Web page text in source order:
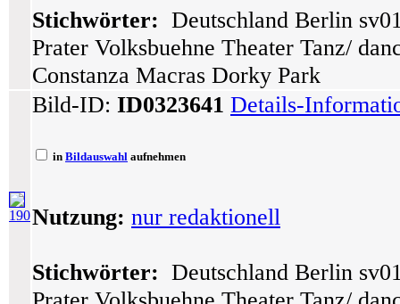
Stichwörter: Deutschland Berlin
Prater Volksbuehne Theater Tanz/
Constanza Macras Dorky Park
190
Bild-ID: ID0323641 Details-
in Bildauswahl aufnehmen
Nutzung: nur redaktionell
Stichwörter: Deutschland Berlin